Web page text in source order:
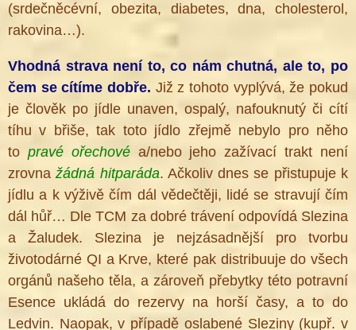
(srdečněcévní, obezita, diabetes, dna, cholesterol,
rakovina…).
Vhodná strava není to, co nám chutná, ale to, po
čem se cítíme dobře. Již z tohoto vyplývá, že pokud
je člověk po jídle unaven, ospalý, nafouknutý či cítí
tíhu v břiše, tak toto jídlo zřejmě nebylo pro něho
to pravé ořechovéa/nebo jeho zažívací trakt není
zrovnažádná hitparáda. Ačkoliv dnes se přistupuje k
jídlu a k výživě čím dál vědečtěji, lidé se stravují čím
dál hůř… Dle TCM za dobré trávení odpovídá Slezina
a Žaludek. Slezina je nejzásadnější pro tvorbu
životodárné QI a Krve, které pak distribuuje do všech
orgánů našeho těla, a zároveň přebytky této potravní
Esence ukládá do rezervy na horší časy, a to do
Ledvin. Naopak, v případě oslabené Sleziny (kupř. v